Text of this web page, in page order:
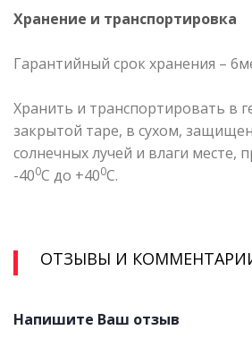
Хранение и транспортировка
Гарантийный срок хранения –
Хранить и транспортировать в
закрытой таре, в сухом,
солнечных лучей и влаги месте,
-400С до +400С.
ОТЗЫВЫ И
Напишите Ваш отзыв